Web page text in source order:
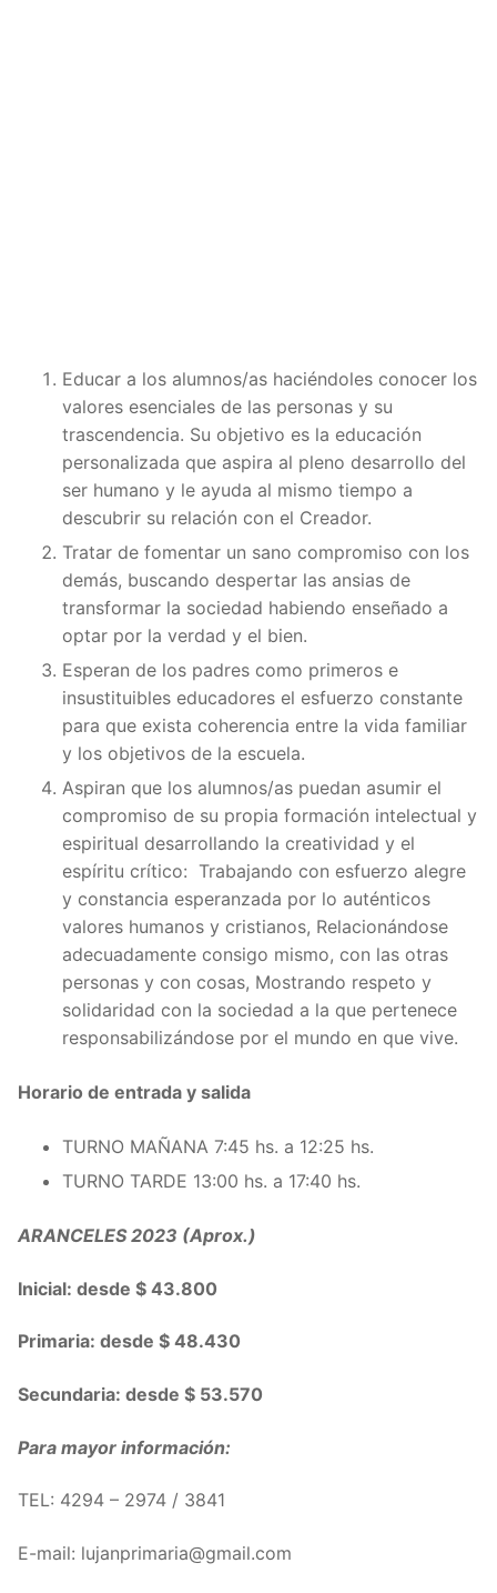
Educar a los alumnos/as haciéndoles conocer los
valores esenciales de las personas y su
trascendencia. Su objetivo es la educación
personalizada que aspira al pleno desarrollo del
ser humano y le ayuda al mismo tiempo a
descubrir su relación con el Creador.
Tratar de fomentar un sano compromiso con los
demás, buscando despertar las ansias de
transformar la sociedad habiendo enseñado a
optar por la verdad y el bien.
Esperan de los padres como primeros e
insustituibles educadores el esfuerzo constante
para que exista coherencia entre la vida familiar
y los objetivos de la escuela.
Aspiran que los alumnos/as puedan asumir el
compromiso de su propia formación intelectual y
espiritual desarrollando la creatividad y el
espíritu crítico: Trabajando con esfuerzo alegre
y constancia esperanzada por lo auténticos
valores humanos y cristianos, Relacionándose
adecuadamente consigo mismo, con las otras
personas y con cosas, Mostrando respeto y
solidaridad con la sociedad a la que pertenece
responsabilizándose por el mundo en que vive.
Horario de entrada y salida
TURNO MAÑANA 7:45 hs. a 12:25 hs.
TURNO TARDE 13:00 hs. a 17:40 hs.
ARANCELES 2023 (Aprox.)
Inicial: desde $ 43.800
Primaria: desde $ 48.430
Secundaria: desde $ 53.570
Para mayor información:
TEL: 4294 – 2974 / 3841
E-mail: lujanprimaria@gmail.com